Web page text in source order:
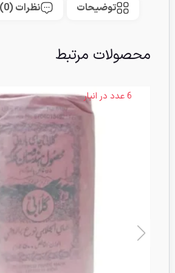
توضیحات نظرات (0)
محصولات مرتبط
6 عدد در انبار